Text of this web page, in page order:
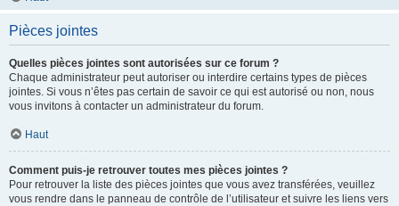
Pièces jointes
Quelles pièces jointes sont autorisées sur ce forum ?
Chaque administrateur peut autoriser ou interdire certains types de pièces
jointes. Si vous n’êtes pas certain de savoir ce qui est autorisé ou non, nous
vous invitons à contacter un administrateur du forum.
Haut
Comment puis-je retrouver toutes mes pièces jointes ?
Pour retrouver la liste des pièces jointes que vous avez transférées, veuillez
vous rendre dans le panneau de contrôle de l’utilisateur et suivre les liens vers